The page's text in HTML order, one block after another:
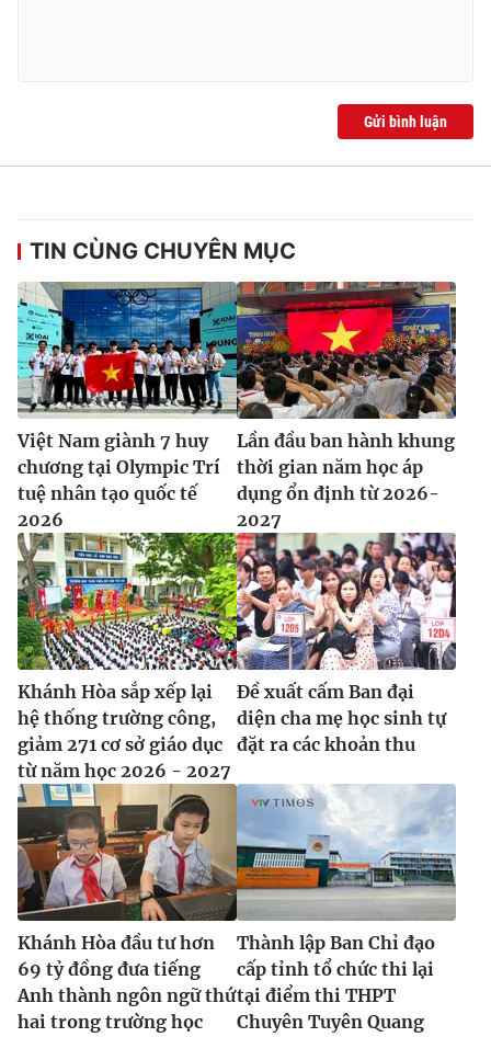
® Cấm sao chép dưới mọi hình thức nếu không có sự chấp
thuận bằng văn bản. Ghi rõ nguồn VTV.vn khi phát hành lại
Gửi bình luận
TIN CÙNG CHUYÊN MỤC
Việt Nam giành 7 huy
chương tại Olympic Trí
tuệ nhân tạo quốc tế
2026
Lần đầu ban hành khung
thời gian năm học áp
dụng ổn định từ 2026-
2027
Khánh Hòa sắp xếp lại
hệ thống trường công,
giảm 271 cơ sở giáo dục
từ năm học 2026 - 2027
Đề xuất cấm Ban đại
diện cha mẹ học sinh tự
đặt ra các khoản thu
Khánh Hòa đầu tư hơn
69 tỷ đồng đưa tiếng
Anh thành ngôn ngữ thứ
hai trong trường học
Thành lập Ban Chỉ đạo
cấp tỉnh tổ chức thi lại
tại điểm thi THPT
Chuyên Tuyên Quang